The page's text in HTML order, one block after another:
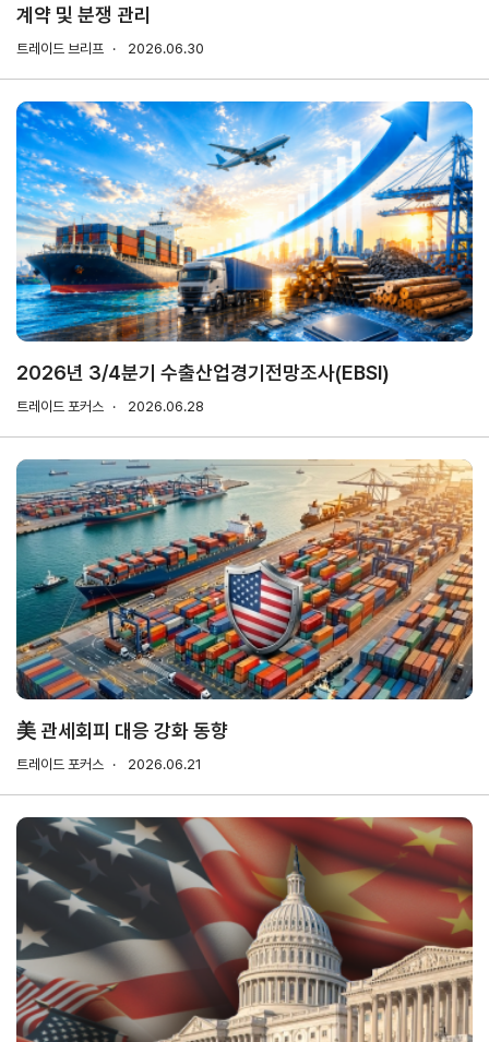
마이페이지
홈
KITA
.net
서비스
신청내역
자문/
상담
내역
관심정보
KITA
멤버
십
무역
아카
데미
자사
정보
관리
회원
정보
관리
기업전용
회원
사검
색
사가
입
기업
정보
관리
무역
업고
유번
호
발급
자사
정보
조회
신청
회비
납부
현황
회비
납부
Utility
신문
고
홈
이용
약관
개인
정보
처리
방침
저작
권
정책
이메
일주
소무
단수
계약 및 분쟁 관리
트레이드 브리프 2026.06.30
2026년 3/4분기 수출산업경기전망조사(EBSI)
트레이드 포커스 2026.06.28
美 관세회피 대응 강화 동향
트레이드 포커스 2026.06.21